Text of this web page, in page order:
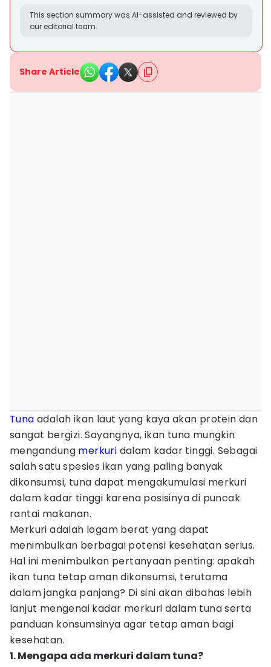
This section summary was AI-assisted and reviewed by
our editorial team.
Share Article
Tuna adalah ikan laut yang kaya akan protein dan
sangat bergizi. Sayangnya, ikan tuna mungkin
mengandung merkuri dalam kadar tinggi. Sebagai
salah satu spesies ikan yang paling banyak
dikonsumsi, tuna dapat mengakumulasi merkuri
dalam kadar tinggi karena posisinya di puncak
rantai makanan.
Merkuri adalah logam berat yang dapat
menimbulkan berbagai potensi kesehatan serius.
Hal ini menimbulkan pertanyaan penting: apakah
ikan tuna tetap aman dikonsumsi, terutama
dalam jangka panjang? Di sini akan dibahas lebih
lanjut mengenai kadar merkuri dalam tuna serta
panduan konsumsinya agar tetap aman bagi
kesehatan.
1. Mengapa ada merkuri dalam tuna?